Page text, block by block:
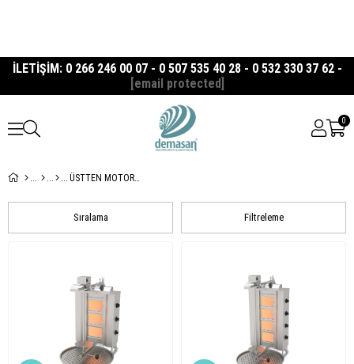
İLETİŞİM: 0 266 246 00 07 - 0 507 535 40 28 - 0 532 330 37 62 -
[email protected]
0
ÜSTTEN MOTORLU DÖNER OCAKLARI
Filtreleme
Sıralama